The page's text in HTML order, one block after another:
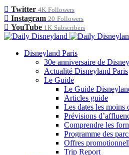
Twitter 4K Followers
Instagram 20 Followers
YouTube 1K Subscribers
Disneyland Paris
30e anniversaire de
Actualité Disneyland Paris
Le Guide
Le Guide
Articles guide
Les dates les moins
Prévisions
Comprendre les
Programme des
Offres
Trip Report